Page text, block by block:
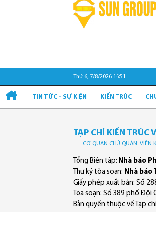
Thứ 6, 7/8/2026 16:51
TIN TỨC - SỰ KIỆN KIẾN TRÚC
TẠP CHÍ KIẾN TRÚC
CƠ QUAN CHỦ QUẢN: VIỆN
Tổng Biên tập: Nhà báo
Thư ký tòa soạn: Nhà báo
Giấy phép xuất bản: Số
Tòa soạn: Số 389 phố Đội
Bản quyền thuộc về Tạp